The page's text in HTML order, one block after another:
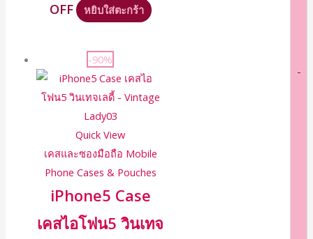
-
OFF
หยิบใส่ตะกร้า
-90%
Quick View
เคสและซองมือถือ Mobile
Phone Cases & Pouches
iPhone5 Case
เคสไอโฟน5 วินเทจ